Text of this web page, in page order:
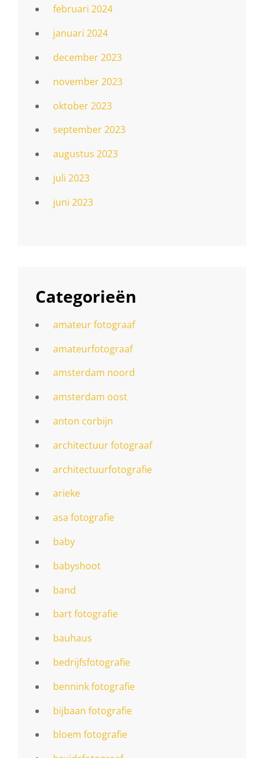
februari 2024
januari 2024
december 2023
november 2023
oktober 2023
september 2023
augustus 2023
juli 2023
juni 2023
Categorieën
amateur fotograaf
amateurfotograaf
amsterdam noord
amsterdam oost
anton corbijn
architectuur fotograaf
architectuurfotografie
arieke
asa fotografie
baby
babyshoot
band
bart fotografie
bauhaus
bedrijfsfotografie
bennink fotografie
bijbaan fotografie
bloem fotografie